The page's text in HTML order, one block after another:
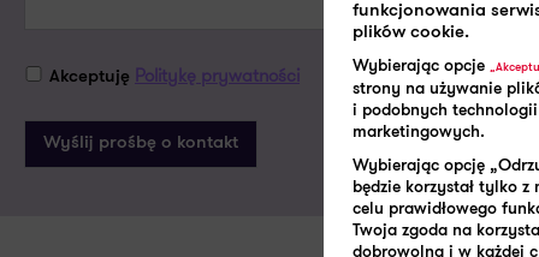
Akceptuję Politykę prywatności
funkcjonowania
plików cookie.
Wybierając opcje
strony na używanie
i podobnych
marketingowych.
Wybierając opcję
będzie korzystał tylko
celu prawidłowego
Twoja zgoda na
dobrowolna i w każdej